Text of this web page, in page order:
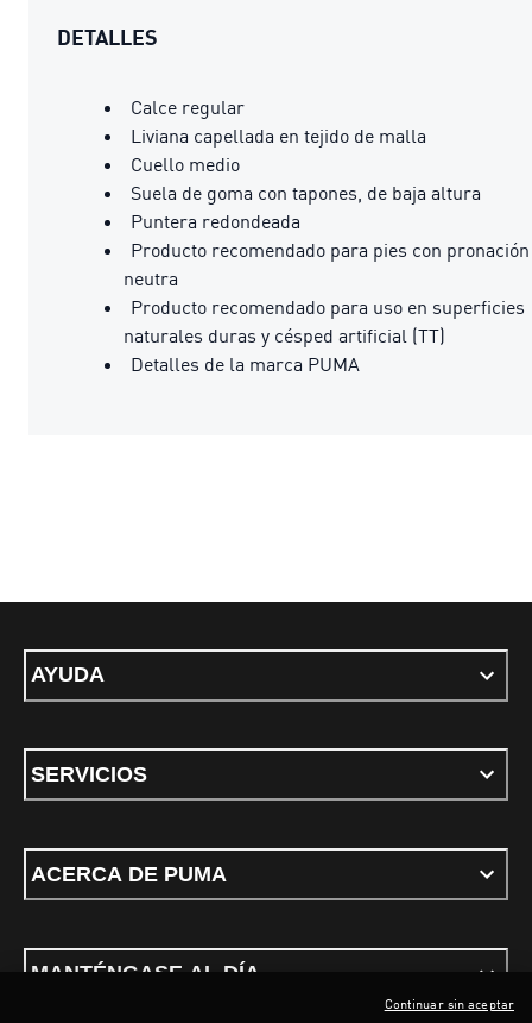
DETALLES
Calce regular
Liviana capellada en tejido de malla
Cuello medio
Suela de goma con tapones, de baja altura
Puntera redondeada
Producto recomendado para pies con pronación
neutra
Producto recomendado para uso en superficies
naturales duras y césped artificial (TT)
Detalles de la marca PUMA
AYUDA
SERVICIOS
ACERCA DE PUMA
MANTÉNGASE AL DÍA
Continuar sin aceptar